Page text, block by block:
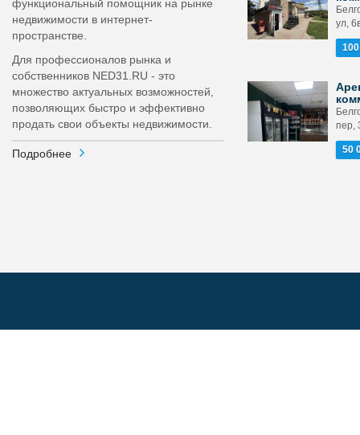
функциональный помощник на рынке
недвижимости в интернет-
пространстве.
Для профессионалов рынка и
собственников NED31.RU - это
множество актуальных возможностей,
позволяющих быстро и эффективно
продать свои объекты недвижимости.
Подробнее
ул,
пер,
50